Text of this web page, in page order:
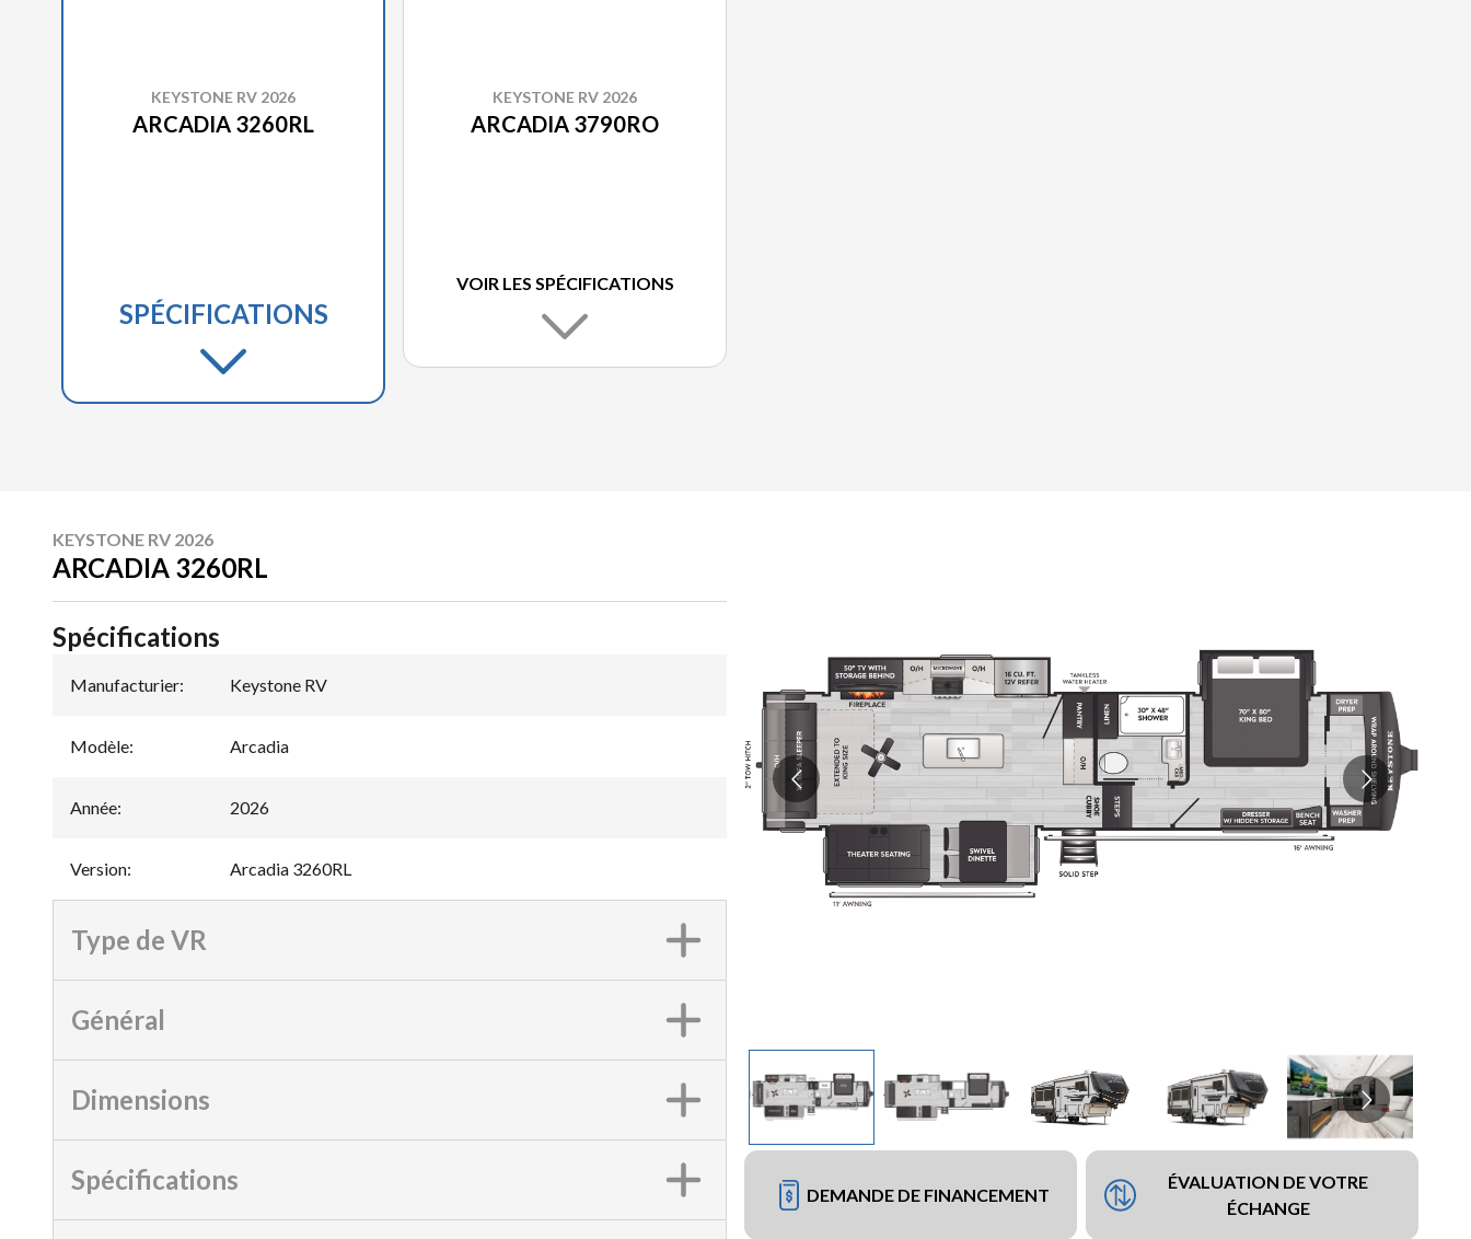
KEYSTONE RV 2026
ARCADIA 3260RL
SPÉCIFICATIONS
KEYSTONE RV 2026
ARCADIA 3790RO
VOIR LES SPÉCIFICATIONS
KEYSTONE RV 2026
ARCADIA 3260RL
DEMANDE DE FINANCEMENT
ÉVALUATION DE VOTRE
ÉCHANGE
Spécifications
Manufacturier: Keystone RV
Modèle: Arcadia
Année: 2026
Version: Arcadia 3260RL
Type de VR
Général
Dimensions
Spécifications